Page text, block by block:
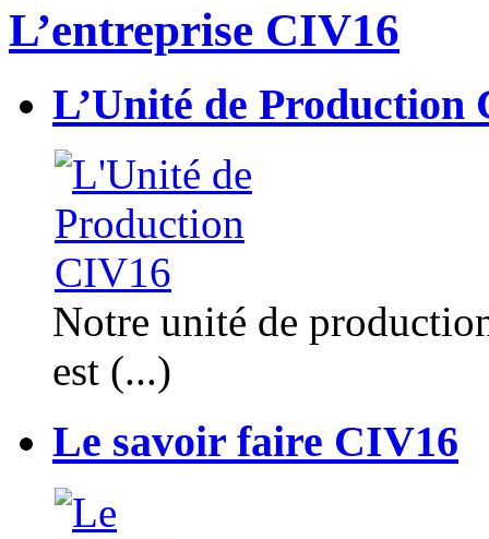
L’entreprise CIV16
L’Unité de Production
Notre unité de
est (...)
Le savoir faire CIV16